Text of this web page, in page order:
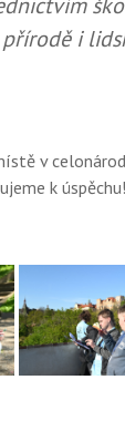
i
v
k úspěchu!